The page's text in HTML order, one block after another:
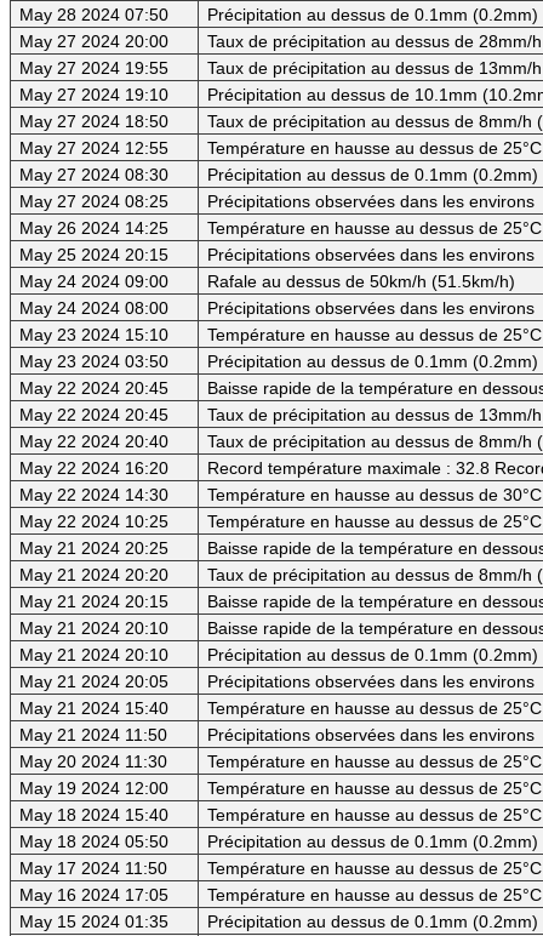
May 28 2024 07:50
Précipitation au dessus de 0.1mm
May 27 2024 20:00
Taux de précipitation au dessus de 28mm/
May 27 2024 19:55
Taux de précipitation au dessus de 13mm/
May 27 2024 19:10
Précipitation au dessus de 10.1mm
May 27 2024 18:50
Taux de précipitation au dessus de 8mm/h
May 27 2024 12:55
Température en hausse au dessus de
May 27 2024 08:30
Précipitation au dessus de 0.1mm
May 27 2024 08:25
Précipitations observées dans les environs
May 26 2024 14:25
Température en hausse au dessus de
May 25 2024 20:15
Précipitations observées dans les environs
May 24 2024 09:00
Rafale au dessus de 50km/h (51.5km/h)
May 24 2024 08:00
Précipitations observées dans les environs
May 23 2024 15:10
Température en hausse au dessus de
May 23 2024 03:50
Précipitation au dessus de 0.1mm
May 22 2024 20:45
Baisse rapide de la température en
May 22 2024 20:45
Taux de précipitation au dessus de 13mm/
May 22 2024 20:40
Taux de précipitation au dessus de 8mm/h
May 22 2024 16:20
Record température maximale : 32.8
May 22 2024 14:30
Température en hausse au dessus de
May 22 2024 10:25
Température en hausse au dessus de
May 21 2024 20:25
Baisse rapide de la température en
May 21 2024 20:20
Taux de précipitation au dessus de 8mm/h
May 21 2024 20:15
Baisse rapide de la température en
May 21 2024 20:10
Baisse rapide de la température en
May 21 2024 20:10
Précipitation au dessus de 0.1mm
May 21 2024 20:05
Précipitations observées dans les environs
May 21 2024 15:40
Température en hausse au dessus de
May 21 2024 11:50
Précipitations observées dans les environs
May 20 2024 11:30
Température en hausse au dessus de
May 19 2024 12:00
Température en hausse au dessus de
May 18 2024 15:40
Température en hausse au dessus de
May 18 2024 05:50
Précipitation au dessus de 0.1mm
May 17 2024 11:50
Température en hausse au dessus de
May 16 2024 17:05
Température en hausse au dessus de
May 15 2024 01:35
Précipitation au dessus de 0.1mm